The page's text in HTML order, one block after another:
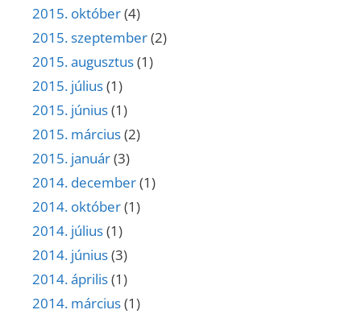
2015. október(4)
2015. szeptember(2)
2015. augusztus(1)
2015. július(1)
2015. június(1)
2015. március(2)
2015. január(3)
2014. december(1)
2014. október(1)
2014. július(1)
2014. június(3)
2014. április(1)
2014. március(1)